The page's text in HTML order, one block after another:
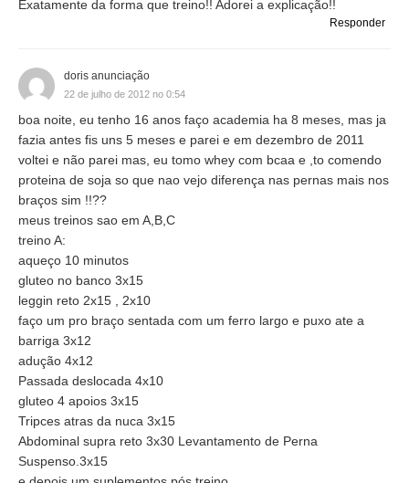
Exatamente da forma que treino!! Adorei a explicação!!
Responder
doris anunciação
22 de julho de 2012 no 0:54
boa noite, eu tenho 16 anos faço academia ha 8 meses, mas ja
fazia antes fis uns 5 meses e parei e em dezembro de 2011
voltei e não parei mas, eu tomo whey com bcaa e ,to comendo
proteina de soja so que nao vejo diferença nas pernas mais nos
braços sim !!??
meus treinos sao em A,B,C
treino A:
aqueço 10 minutos
gluteo no banco 3x15
leggin reto 2x15 , 2x10
faço um pro braço sentada com um ferro largo e puxo ate a
barriga 3x12
adução 4x12
Passada deslocada 4x10
gluteo 4 apoios 3x15
Tripces atras da nuca 3x15
Abdominal supra reto 3x30 Levantamento de Perna
Suspenso.3x15